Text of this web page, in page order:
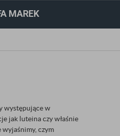
MAREK
występujące w
jak luteina czy właśnie
czym